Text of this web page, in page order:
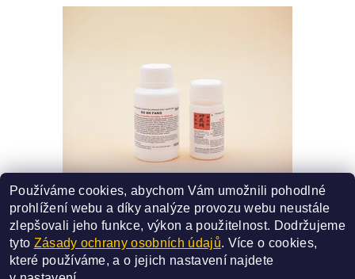
103B - GU AN FANG
SMĚS ČÍSLO - 103B
od370 Kč
Používáme cookies, abychom Vám umožnili pohodlné
prohlížení webu a díky analýze provozu webu neustále
zlepšovali jeho funkce, výkon a použitelnost. Dodržujeme
tyto Zásady ochrany osobních údajů. Více o cookies,
které používáme, a o jejich nastavení najdete